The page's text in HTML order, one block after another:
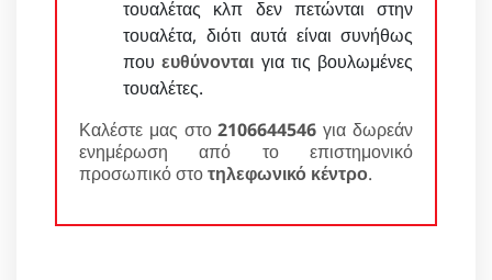
τουαλέτας κλπ δεν πετώνται στην
τουαλέτα, διότι αυτά είναι συνήθως
πουευθύνονται για τις βουλωμένες
τουαλέτες.
Καλέστε μας στο2106644546 για δωρεάν
ενημέρωση από το επιστημονικό
προσωπικό στοτηλεφωνικό κέντρο.